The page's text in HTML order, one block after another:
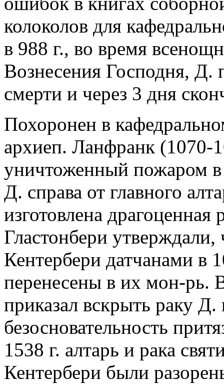
колоколов для
в 988 г., во время
Вознесения Господня, Д.
смерти и через 3 дня
Похоронен в
архиеп. Ланфранк (1070-
уничтоженный пожаром
Д. справа от главного
изготовлена
Гластонбери утверждали,
Кентербери датчанами
перенесены в их мон-рь.
приказал вскрыть раку Д.
безосновательность
1538 г. алтарь и рака
Кентербери были